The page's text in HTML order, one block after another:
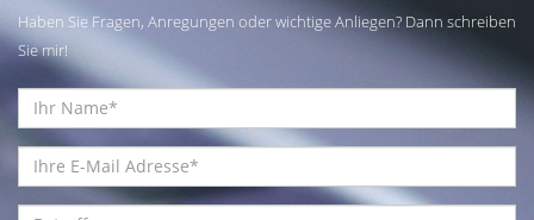
Haben Sie Fragen, Anregungen oder wichtige Anliegen? Dann schreiben
Sie mir!